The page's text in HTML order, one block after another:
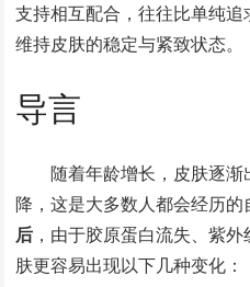
支持相互配合，往往比单纯追
维持皮肤的稳定与紧致状态。
导言
随着年龄增长，皮肤逐
降，这是大多数人都会经历
后 ，由于胶原蛋白流失、紫
肤更容易出现以下几种变化：